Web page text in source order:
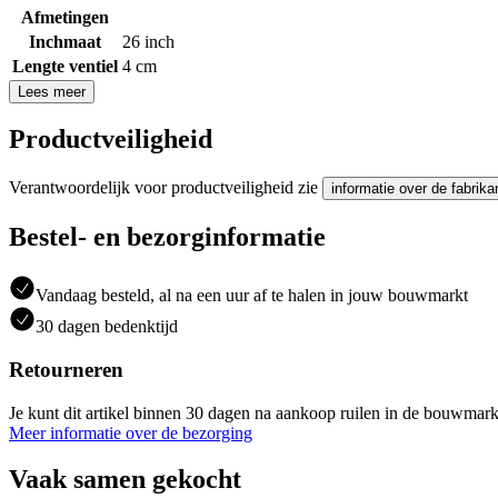
Afmetingen
Inchmaat
26 inch
Lengte ventiel 4 cm
Lees meer
Productveiligheid
Verantwoordelijk voor productveiligheid zie informatie over de
Bestel- en bezorginformatie
Vandaag besteld, al na een uur af te halen in jouw bouwmarkt
30 dagen bedenktijd
Retourneren
Je kunt dit artikel binnen 30 dagen na aankoop ruilen in de
Meer informatie over de bezorging
Vaak samen gekocht